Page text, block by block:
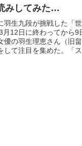
みしてみた…
羽生九段が挑戦した「
月12日に終わってから
優の羽生理恵さん（旧
して注目を集めた。「